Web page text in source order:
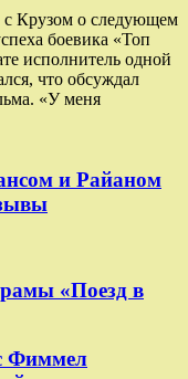
с Крузом о следующем
боевика «Топ
исполнитель одной
что обсуждал
«У меня
и Райаном
«Поезд в
Фиммел